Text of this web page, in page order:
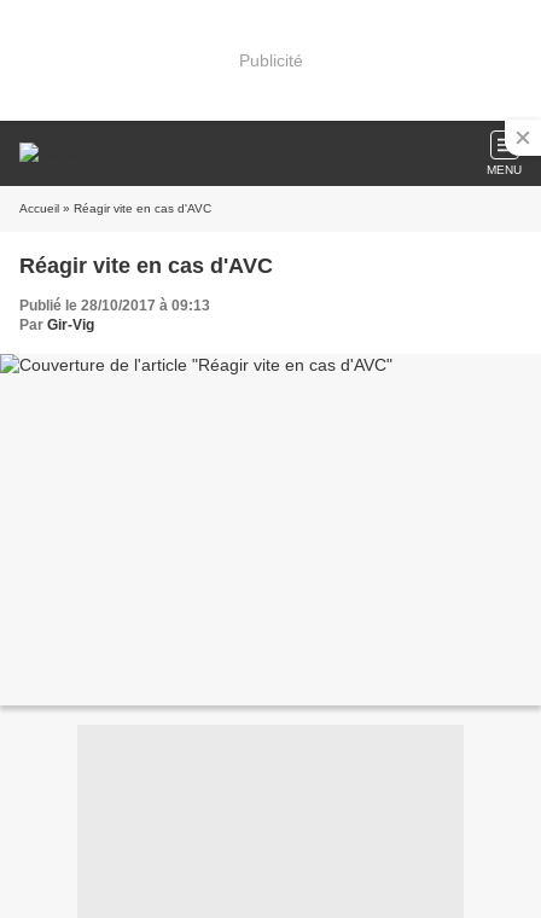
Publicité
MENU
Accueil » Réagir vite en cas d'AVC
Réagir vite en cas d'AVC
Publié le 28/10/2017 à 09:13
Par Gir-Vig